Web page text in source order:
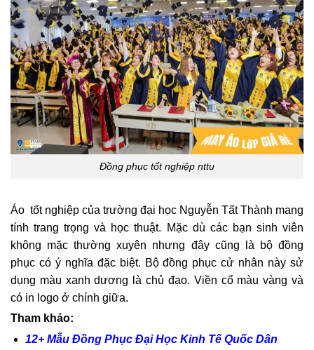
Đồng phục tốt nghiệp nttu
Áo tốt nghiệp của trường đại học Nguyễn Tất Thành mang
tính trang trọng và học thuật. Mặc dù các bạn sinh viên
không mặc thường xuyên nhưng đây cũng là bộ đồng
phục có ý nghĩa đặc biệt. Bộ đồng phục cử nhân này sử
dụng màu xanh dương là chủ đạo. Viền cổ màu vàng và
có in logo ở chính giữa.
Tham khảo:
12+ Mẫu Đồng Phục Đại Học Kinh Tế Quốc Dân